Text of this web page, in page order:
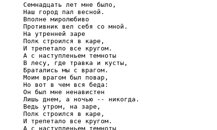
     Семнадцать лет мне было,
     Наш город пал весной.
     Вполне миролюбиво
     Противник вел себя со мной.
     На утренней заре
     Полк строился в каре,
     И трепетало все кругом.
     А с наступленьем темноты
     В лесу, где травка и кусты,
     Братались мы с врагом.
     Моим врагом был повар,
     Но вот в чем вся беда:
     Он был мне ненавистен
     Лишь днем, а ночью -- никогда.
     Ведь утром, на заре,
     Полк строился в каре,
     И трепетало все кругом.
     А с наступленьем темноты